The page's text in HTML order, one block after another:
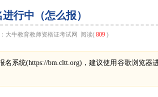
行中（怎么报）
大牛教育教师资格证考试网 阅读( 809 )
系统(https://bm.cltt.org)，建议使用谷歌浏览器